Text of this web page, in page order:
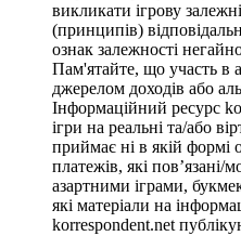
викликати ігрову
(принципів)
ознак залежності
Пам'ятайте, що участь в
джерелом доходів або
Інформаційний ресурс
ігри на реальні та/або
приймає ні в якій формі
платежів, які пов’язані/
азартними іграми,
які матеріали на
korrespondent.net